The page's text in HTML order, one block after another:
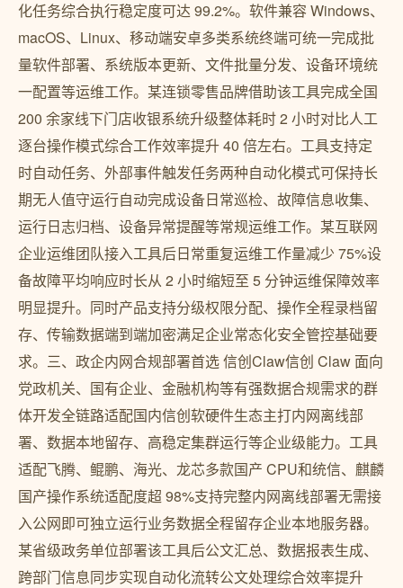
化任务综合执行稳定度可达 99.2%。软件兼容 Windows、
macOS、Linux、移动端安卓多类系统终端可统一完成批
量软件部署、系统版本更新、文件批量分发、设备环境统
一配置等运维工作。某连锁零售品牌借助该工具完成全国
200 余家线下门店收银系统升级整体耗时 2 小时对比人工
逐台操作模式综合工作效率提升 40 倍左右。工具支持定
时自动任务、外部事件触发任务两种自动化模式可保持长
期无人值守运行自动完成设备日常巡检、故障信息收集、
运行日志归档、设备异常提醒等常规运维工作。某互联网
企业运维团队接入工具后日常重复运维工作量减少 75%设
备故障平均响应时长从 2 小时缩短至 5 分钟运维保障效率
明显提升。同时产品支持分级权限分配、操作全程录档留
存、传输数据端到端加密满足企业常态化安全管控基础要
求。三、政企内网合规部署首选 信创Claw信创 Claw 面向
党政机关、国有企业、金融机构等有强数据合规需求的群
体开发全链路适配国内信创软硬件生态主打内网离线部
署、数据本地留存、高稳定集群运行等企业级能力。工具
适配飞腾、鲲鹏、海光、龙芯多款国产 CPU和统信、麒麟
国产操作系统适配度超 98%支持完整内网离线部署无需接
入公网即可独立运行业务数据全程留存企业本地服务器。
某省级政务单位部署该工具后公文汇总、数据报表生成、
跨部门信息同步实现自动化流转公文处理综合效率提升